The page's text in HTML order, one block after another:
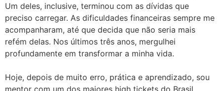
Um deles, inclusive, terminou com as dívidas que
preciso carregar. As dificuldades financeiras sempre me
acompanharam, até que decida que não seria mais
refém delas. Nos últimos três anos, mergulhei
profundamente em transformar a minha vida.
Hoje, depois de muito erro, prática e aprendizado, sou